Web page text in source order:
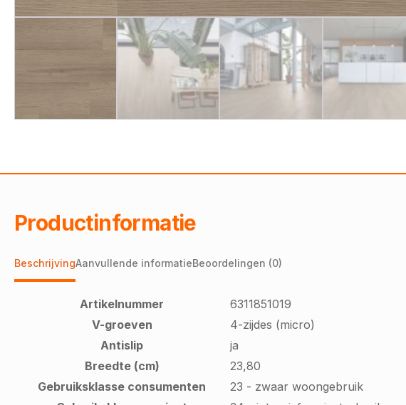
Productinformatie
BeschrijvingAanvullende informatieBeoordelingen (0)
Artikelnummer
6311851019
V-groeven
4-zijdes (micro)
Antislip
ja
Breedte (cm)
23,80
Gebruiksklasse consumenten
23 - zwaar woongebruik